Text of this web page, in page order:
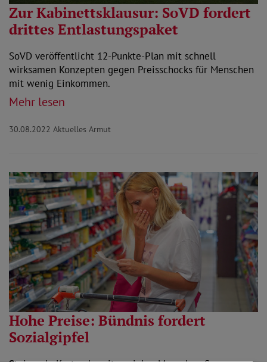
Zur Kabinettsklausur: SoVD fordert
drittes Entlastungspaket
SoVD veröffentlicht 12-Punkte-Plan mit schnell
wirksamen Konzepten gegen Preisschocks für Menschen
mit wenig Einkommen.
Mehr lesen
30.08.2022 Aktuelles Armut
Hohe Preise: Bündnis fordert
Sozialgipfel